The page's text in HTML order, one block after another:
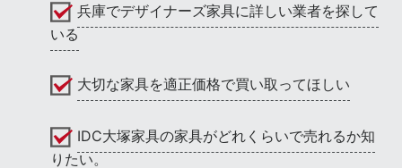
兵庫でデザイナーズ家具に詳しい業者を探して
いる
大切な家具を適正価格で買い取ってほしい
IDC大塚家具の家具がどれくらいで売れるか知
りたい。